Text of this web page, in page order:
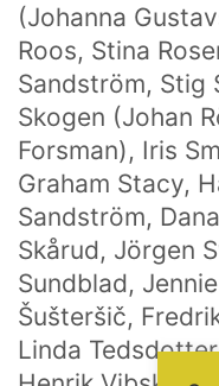
(Johanna
Roos, Stina
Sandström, Stig
Skogen (Johan
Forsman), Iris
Graham Stacy,
Sandström,
Skårud, Jörgen
Sundblad,
Šušteršič,
Linda
KONTAKTA OSS
Telefon:+46 31 14 80
Kontaktsida
VAD HÄNDER…
Följ oss på Facebook
Nyhetsbrev?